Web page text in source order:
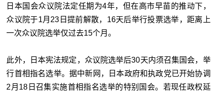
日本国会众议院法定任期为4年，但在高市早苗的推动下，
众议院于1月23日提前解散，16天后举行投票选举，距离上
一次众议院选举仅过去15个月。
此外，日本宪法规定，众议院选举后30天内须召集国会，举
行首相指名选举。据中新网，日本政府和执政党已开始协调
2月18日召集实施首相指名选举的特别国会。若现任政权延